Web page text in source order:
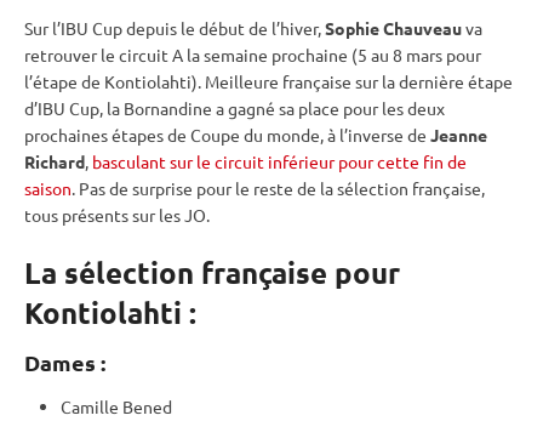
Sur l’IBU Cupdepuis le début de l’hiver,Sophie Chauveauva
retrouver le circuit A la semaine prochaine (5 au 8 mars pour
l’étape de Kontiolahti). Meilleure française sur la dernière étape
d’IBU Cup, la Bornandine a gagné sa place pour les deux
prochaines étapes de Coupe du monde, à l’inverse de Jeanne
Richard, basculant sur le circuit inférieur pour cette fin de
saison. Pas de surprise pour le reste de la sélection française,
tous présents sur les JO.
La sélection française pour
Kontiolahti :
Dames :
Camille Bened